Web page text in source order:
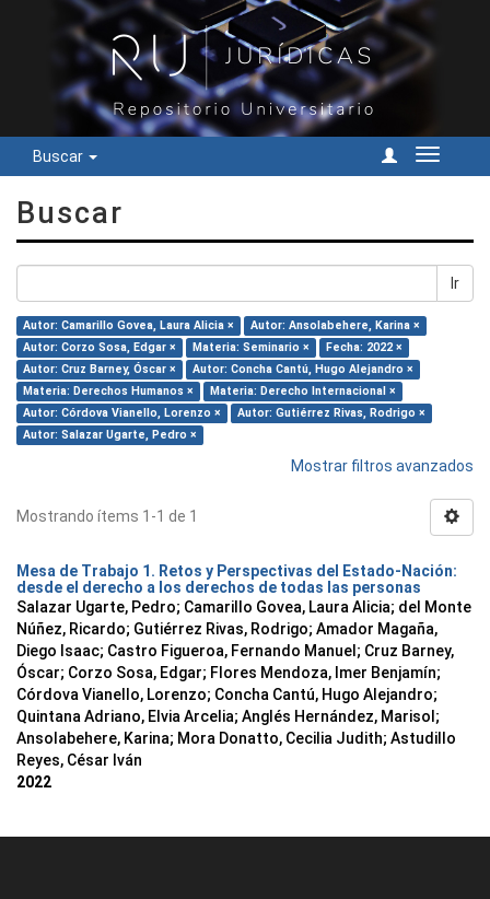
Buscar
Cambiar
Buscar
Ir
Autor: Camarillo Govea, Laura Alicia ×
Autor: Ansolabehere, Karina ×
Autor: Corzo Sosa, Edgar ×
Materia: Seminario ×
Fecha: 2022 ×
Autor: Cruz Barney, Óscar ×
Autor: Concha Cantú, Hugo Alejandro ×
Materia: Derechos Humanos ×
Materia: Derecho Internacional ×
Autor: Córdova Vianello, Lorenzo ×
Autor: Gutiérrez Rivas, Rodrigo ×
Autor: Salazar Ugarte, Pedro ×
Mostrar filtros avanzados
Mostrando ítems 1-1 de 1
Mesa de Trabajo 1. Retos y Perspectivas del Estado-Nación:
desde el derecho a los derechos de todas las personas
Salazar Ugarte, Pedro; Camarillo Govea, Laura Alicia; del Monte
Núñez, Ricardo; Gutiérrez Rivas, Rodrigo; Amador Magaña,
Diego Isaac; Castro Figueroa, Fernando Manuel ; Cruz Barney,
Óscar; Corzo Sosa, Edgar; Flores Mendoza, Imer Benjamín;
Córdova Vianello, Lorenzo; Concha Cantú, Hugo Alejandro;
Quintana Adriano, Elvia Arcelia; Anglés Hernández, Marisol ;
Ansolabehere, Karina; Mora Donatto, Cecilia Judith; Astudillo
Reyes, César Iván
2022